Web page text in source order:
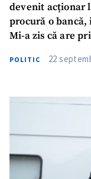
devenit acționar
procură o
Mi-a zis că are prieteni care să-mi
POLITIC 22